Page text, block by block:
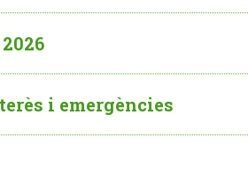
i emergències